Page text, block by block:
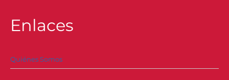
Enlaces
Quiénes Somos